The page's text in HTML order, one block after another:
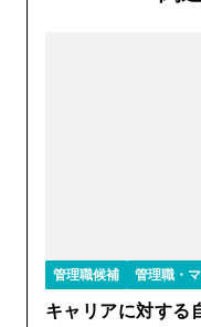
管理職候補 管理職・
キャリアに対する